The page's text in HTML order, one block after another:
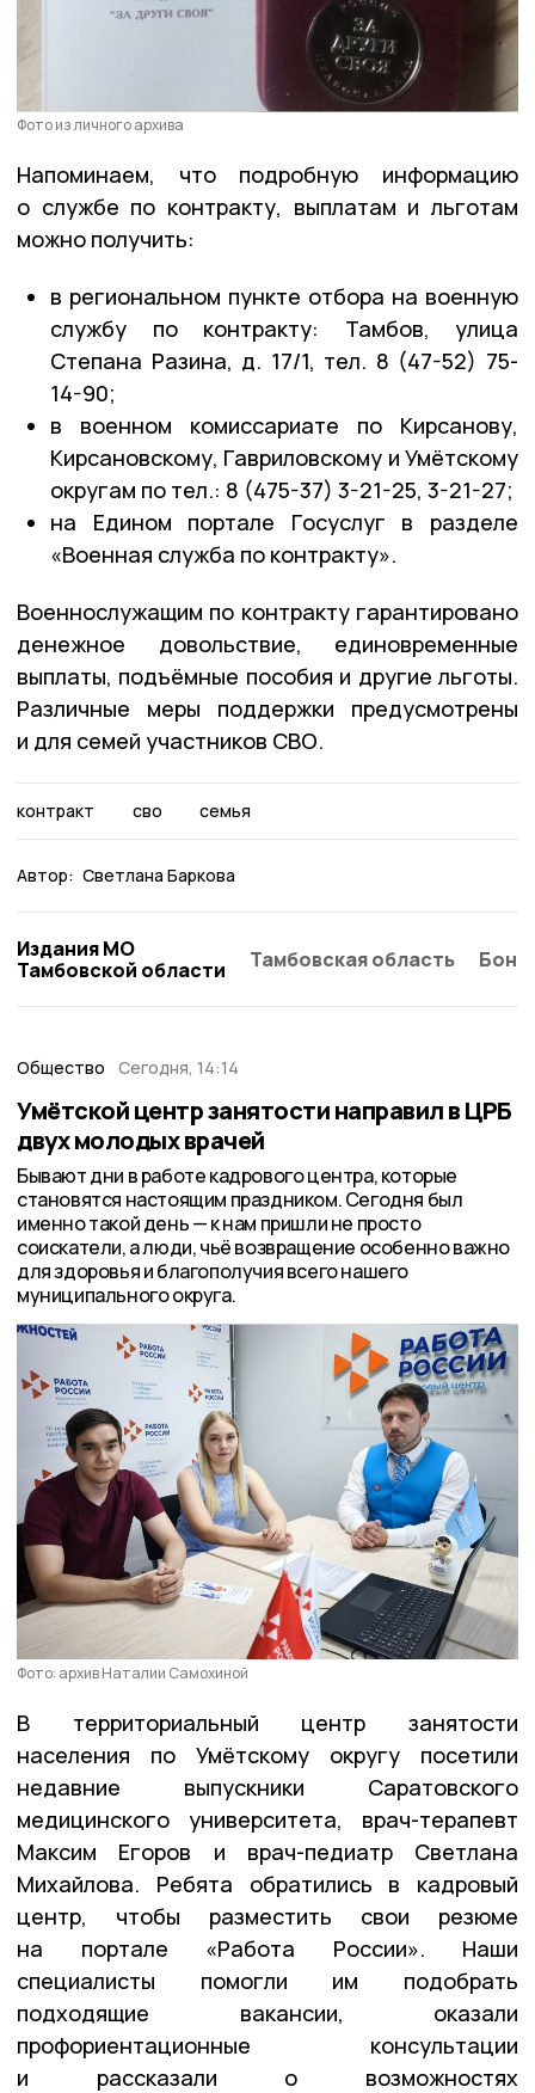
2024 года.
Фото из личного архива
Напоминаем, что подробную информацию
о службе по контракту, выплатам и льготам
можно получить:
в региональном пункте отбора на военную
службу по контракту: Тамбов, улица
Степана Разина, д. 17/1, тел. 8 (47-52) 75-
14-90;
в военном комиссариате по Кирсанову,
Кирсановскому, Гавриловскому и Умётскому
округам по тел.: 8 (475-37) 3-21-25, 3-21-27;
на Едином портале Госуслуг в разделе
«Военная служба по контракту».
Военнослужащим по контракту гарантировано
денежное довольствие, единовременные
выплаты, подъёмные пособия и другие льготы.
Различные меры поддержки предусмотрены
и для семей участников СВО.
контракт сво семья
Автор: Светлана Баркова
Издания МО
Тамбовской области
Тамбовская область
Общество Сегодня, 14:14
Умётской центр занятости направил в ЦРБ
двух молодых врачей
Бывают дни в работе кадрового центра, которые
становятся настоящим праздником. Сегодня был
именно такой день — к нам пришли не просто
соискатели, а люди, чьё возвращение особенно важно
для здоровья и благополучия всего нашего
муниципального округа.
Фото: архив Наталии Самохиной
В территориальный центр занятости
населения по Умётскому округу посетили
недавние выпускники Саратовского
медицинского университета, врач-терапевт
Максим Егоров и врач-педиатр Светлана
Михайлова. Ребята обратились в кадровый
центр, чтобы разместить свои резюме
на портале «Работа России». Наши
специалисты помогли им подобрать
подходящие вакансии, оказали
профориентационные консультации
и рассказали о возможностях